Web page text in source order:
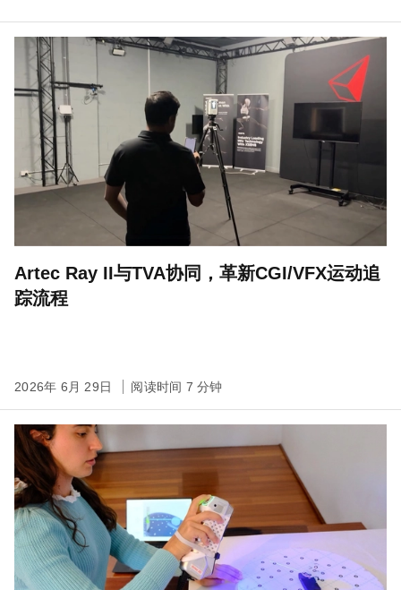
Artec Ray II与TVA协同，革新CGI/VFX运动追
踪流程
2026年 6月 29日 阅读时间 7 分钟